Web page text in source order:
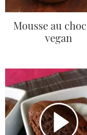
Mousse au
vegan